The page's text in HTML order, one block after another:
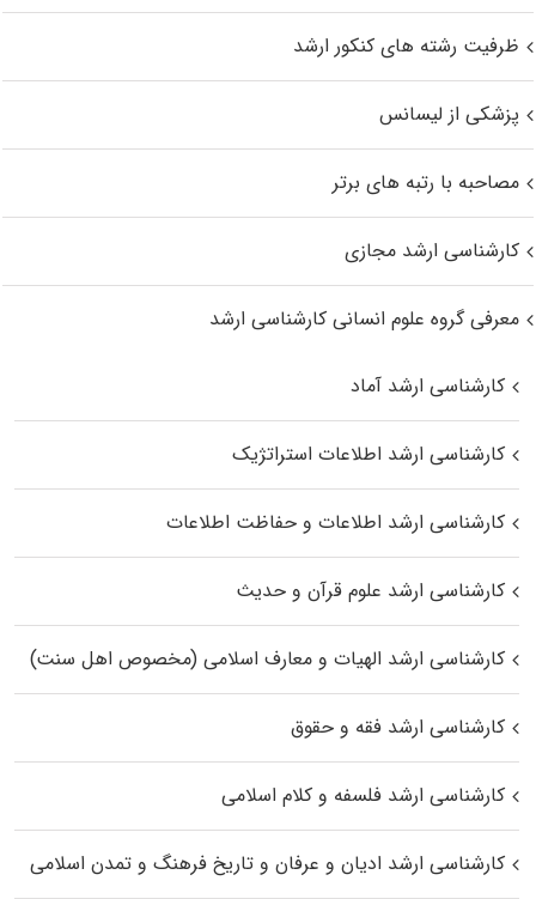
ظرفیت رشته های کنکور ارشد
پزشکی از لیسانس
مصاحبه با رتبه های برتر
کارشناسی ارشد مجازی
معرفی گروه علوم انسانی کارشناسی ارشد
کارشناسی ارشد آماد
کارشناسی ارشد اطلاعات استراتژیک
کارشناسی ارشد اطلاعات و حفاظت اطلاعات
کارشناسی ارشد علوم قرآن و حدیث
کارشناسی ارشد الهیات و معارف اسلامی (مخصوص اهل سنت)
کارشناسی ارشد فقه و حقوق
کارشناسی ارشد فلسفه و کلام اسلامی
کارشناسی ارشد ادیان و عرفان و تاریخ فرهنگ و تمدن اسلامی